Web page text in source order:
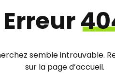
Erreur
semble introuvable.
sur la page d’accueil.